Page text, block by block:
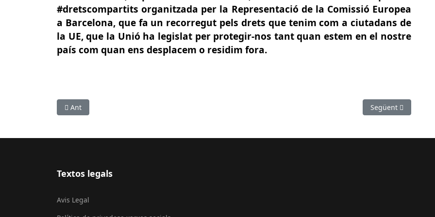
#dretscompartits organitzada per la Representació de la Comissió Europea
a Barcelona, que fa un recorregut pels drets que tenim com a ciutadans de
la UE, que la Unió ha legislat per protegir-nos tant quan estem en el nostre
país com quan ens desplacem o residim fora.
Article anterior: CULTURA: La Passió d’Olesa, també en castellà i anglès
Ant Article següent:
Següent
Textos legals
Avis Legal